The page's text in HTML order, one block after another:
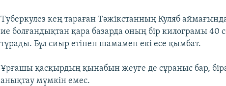
Туберкулез кең тараған Тәжікстанның Куляб
ие болғандықтан қара базарда оның бір килограмы
тұрады. Бұл сиыр етінен шамамен екі есе қымбат.
Ұрғашы қасқырдың қынабын жеуге де сұраныс бар,
анықтау мүмкін емес.